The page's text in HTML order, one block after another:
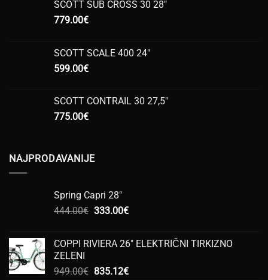
SCOTT SUB CROSS 30 28"
779.00€
SCOTT SCALE 400 24"
599.00€
SCOTT CONTRAIL 30 27,5"
775.00€
NAJPRODAVANIJE
Spring Capri 28"
444.00€ Izvorna
je:
333.00€Trenutna
333.00€.
COPPI RIVIERA 26" ELEKTRIČNI TIRKIZNO
ZELENI
949.00€ Izvorna
835.12€Trenutna